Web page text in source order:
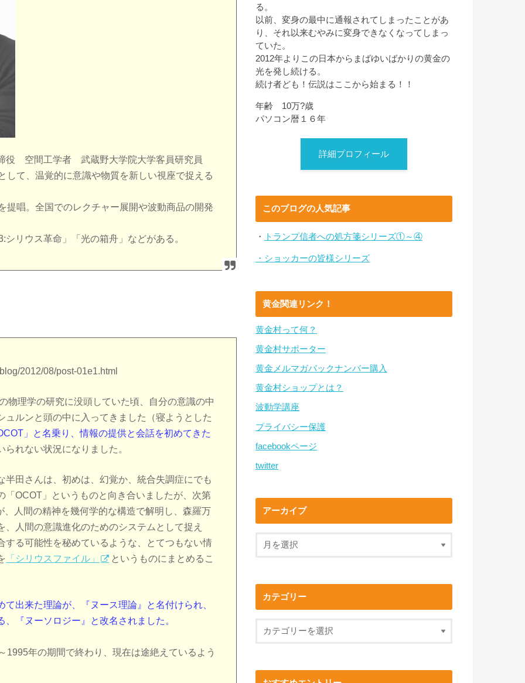
役 空間工学者 武蔵野大学院大学客員研究員
して、温覚的に意識や物質を新しい視座で捉える
提唱。全国でのレクチャー展開や波動商品の開発
リウス革命」「光の箱舟」などがある。
2012/08/post-01e1.html
物理学の研究に没頭していた頃、自分の意識の中
ルンと頭の中に入ってきました（寝ようとした
」と名乗り、情報の提供と会話を初めてきた
れない状況になりました。
田さんは、初めは、幻覚か、統合失調症にでも
OCOT」というものと向き合いましたが、次第
人間の精神を幾何学的な構造で解明し、森羅万
人間の意識進化のためのシステムとして捉え
する可能性を秘めているような、とてつもない情
「シリウスファイル」 というものにまとめるこ
出来た理論が、『ヌース理論』と名付けられ、
『ヌーソロジー』と改名されました。
1995年の期間で終わり、現在は途絶えているよう
る。
以前、変身の最中に通報されてしまったことがあ
り、それ以来むやみに変身できなくなってしまっ
ていた。
2012年よりこの日本からまばゆいばかりの黄金の
光を発し続ける。
続け者ども！伝説はここから始まる！！
年齢 10万?歳
パソコン暦１６年
詳細プロフィール
このブログの人気記事
・ トランプ信者への処方箋シリーズ①～④
・ショッカーの皆様シリーズ
黄金関連リンク！
黄金村って何？
黄金村サポーター
黄金メルマガバックナンバー購入
黄金村ショップとは？
波動学講座
プライバシー保護
facebookページ
twitter
アーカイブ
カテゴリー